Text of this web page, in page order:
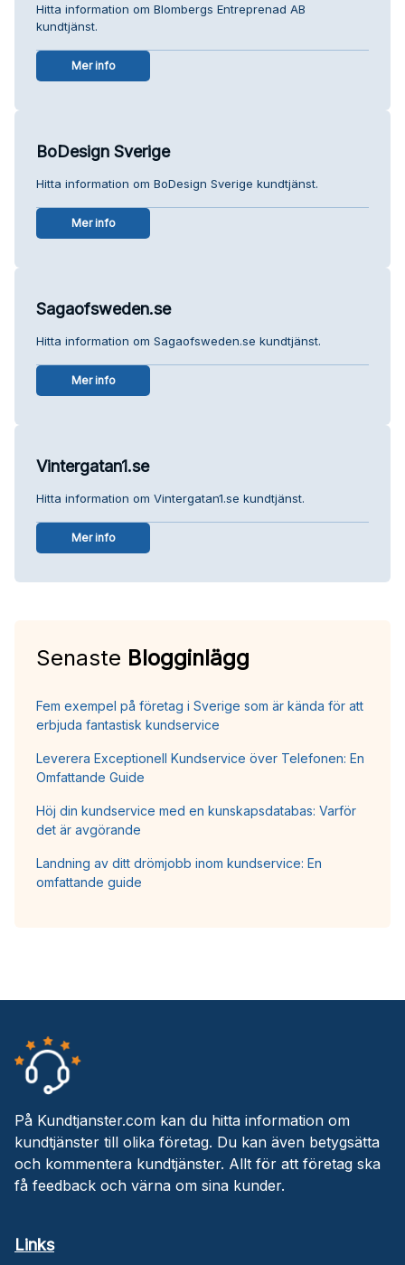
Hitta information om Blombergs Entreprenad AB
kundtjänst.
Mer info
BoDesign Sverige
Hitta information om BoDesign Sverige kundtjänst.
Mer info
Sagaofsweden.se
Hitta information om Sagaofsweden.se kundtjänst.
Mer info
Vintergatan1.se
Hitta information om Vintergatan1.se kundtjänst.
Mer info
Senaste Blogginlägg
Fem exempel på företag i Sverige som är kända för att
erbjuda fantastisk kundservice
Leverera Exceptionell Kundservice över Telefonen: En
Omfattande Guide
Höj din kundservice med en kunskapsdatabas: Varför
det är avgörande
Landning av ditt drömjobb inom kundservice: En
omfattande guide
På Kundtjanster.com kan du hitta information om
kundtjänster till olika företag. Du kan även betygsätta
och kommentera kundtjänster. Allt för att företag ska
få feedback och värna om sina kunder.
Links